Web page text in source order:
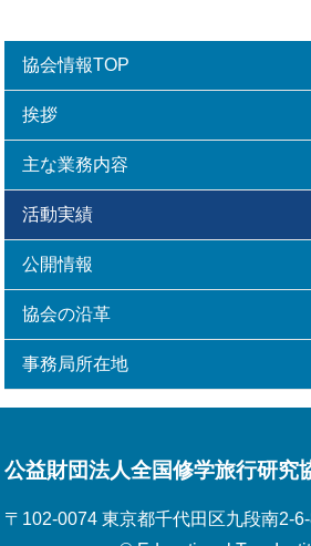
協会情報TOP
挨拶
主な業務内容
活動実績
公開情報
協会の沿革
事務局所在地
公益財団法人全国修学旅行研究
〒102-0074 東京都千代田区九段南2-